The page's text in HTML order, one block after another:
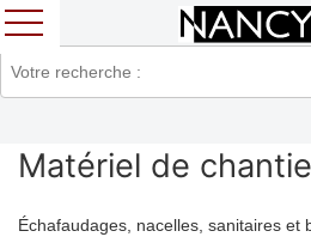
Matériel de
Échafaudages, nacelles, sanitaires et